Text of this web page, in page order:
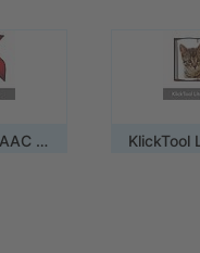
FlashWords AAC / Mehrplatzlizenz